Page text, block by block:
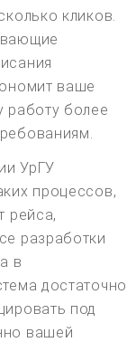
кликов.
ваше
работу более
УрГУ
процессов,
рейса,
разработки
в
достаточно
под
вашей